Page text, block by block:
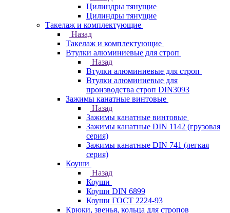
Цилиндры тянущие
Цилиндры тянущие
Такелаж и комплектующие
Назад
Такелаж и комплектующие
Втулки алюминиевые для строп
Назад
Втулки алюминиевые для строп
Втулки алюминиевые для
производства строп DIN3093
Зажимы канатные винтовые
Назад
Зажимы канатные винтовые
Зажимы канатные DIN 1142 (грузовая
серия)
Зажимы канатные DIN 741 (легкая
серия)
Коуши
Назад
Коуши
Коуши DIN 6899
Коуши ГОСТ 2224-93
Крюки, звенья, кольца для стропов